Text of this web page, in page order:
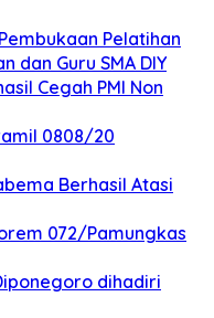
Pelatihan
dan Guru SMA DIY
Cegah PMI Non
0808/20
Berhasil Atasi
072/Pamungkas
dihadiri